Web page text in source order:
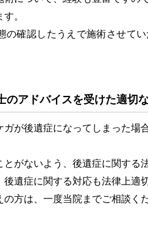
。
確認したうえで施術させて
のアドバイスを受けた適切
が後遺症になってしまった場
がないよう、後遺症に関する
後遺症に関する対応も法律上適
方は、一度当院までご相談くだ